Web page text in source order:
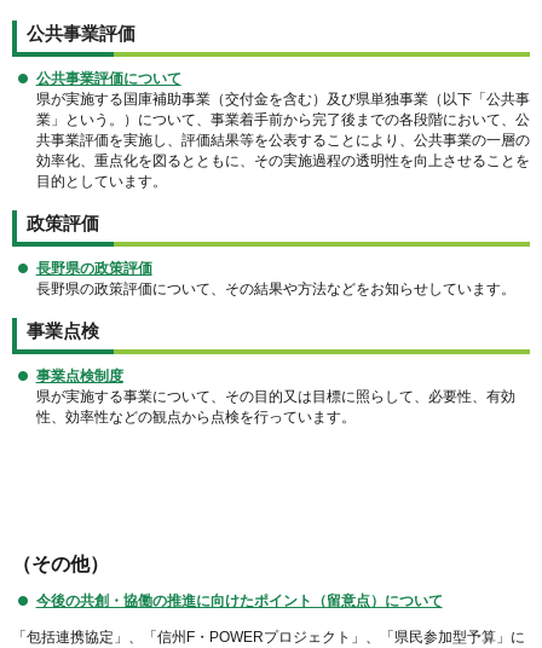
公共事業評価
公共事業評価について
県が実施する国庫補助事業（交付金を含む）及び県単独事業（以下「公共事
業」という。）について、事業着手前から完了後までの各段階において、公
共事業評価を実施し、評価結果等を公表することにより、公共事業の一層の
効率化、重点化を図るとともに、その実施過程の透明性を向上させることを
目的としています。
政策評価
長野県の政策評価
長野県の政策評価について、その結果や方法などをお知らせしています。
事業点検
事業点検制度
県が実施する事業について、その目的又は目標に照らして、必要性、有効
性、効率性などの観点から点検を行っています。
（その他）
今後の共創・協働の推進に向けたポイント（留意点）について
「包括連携協定」、「信州F・POWERプロジェクト」、「県民参加型予算」に